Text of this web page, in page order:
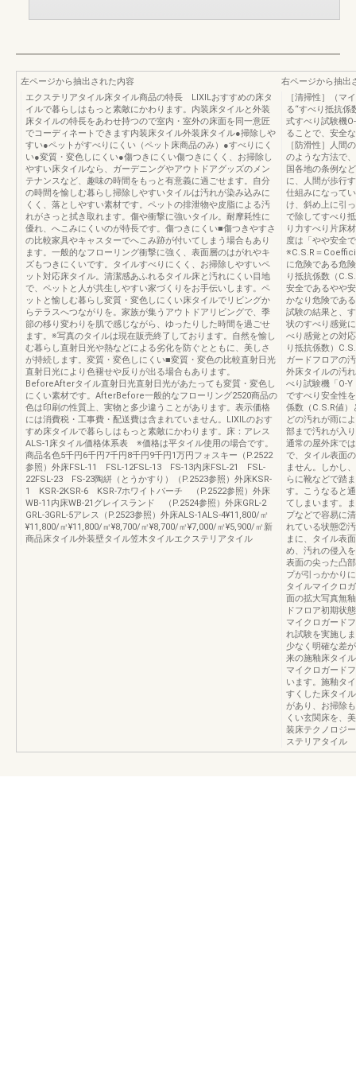
左ページから抽出された内容
エクステリアタイル床タイル商品の特長 LIXILおすすめの床タ
イルで暮らしはもっと素敵にかわります。内装床タイルと外装
床タイルの特長をあわせ持つので室内・室外の床面を同一意匠
でコーディネートできます内装床タイル外装床タイル●掃除しや
すい●ペットがすべりにくい（ペット床商品のみ）●すべりにく
い●変質・変色しにくい●傷つきにくい傷つきにくく、お掃除し
やすい床タイルなら、ガーデニングやアウトドアグッズのメン
テナンスなど、趣味の時間をもっと有意義に過ごせます。自分
の時間を愉しむ暮らし掃除しやすいタイルは汚れが染み込みに
くく、落としやすい素材です。ペットの排泄物や皮脂による汚
れがさっと拭き取れます。傷や衝撃に強いタイル。耐摩耗性に
優れ、へこみにくいのが特長です。傷つきにくい■傷つきやすさ
の比較家具やキャスターでへこみ跡が付いてしまう場合もあり
ます。一般的なフローリング衝撃に強く、表面層のはがれやキ
ズもつきにくいです。タイルすべりにくく、お掃除しやすいペ
ット対応床タイル。清潔感あふれるタイル床と汚れにくい目地
で、ペットと人が共生しやすい家づくりをお手伝いします。ペ
ットと愉しむ暮らし変質・変色しにくい床タイルでリビングか
らテラスへつながりを。家族が集うアウトドアリビングで、季
節の移り変わりを肌で感じながら、ゆったりした時間を過ごせ
ます。※写真のタイルは現在販売終了しております。自然を愉し
む暮らし直射日光や熱などによる劣化を防ぐとともに、美しさ
が持続します。変質・変色しにくい■変質・変色の比較直射日光
直射日光により色褪せや反りが出る場合もあります。
BeforeAfterタイル直射日光直射日光があたっても変質・変色し
にくい素材です。AfterBefore一般的なフローリング2520商品の
色は印刷の性質上、実物と多少違うことがあります。表示価格
には消費税・工事費・配送費は含まれていません。LIXILのおす
すめ床タイルで暮らしはもっと素敵にかわります。床：アレス
ALS-1床タイル価格体系表 ※価格は平タイル使用の場合です。
商品名色5千円6千円7千円8千円9千円1万円フォスキー（P.2522
参照）外床FSL-11 FSL-12FSL-13 FS-13内床FSL-21 FSL-
22FSL-23 FS-23陶絣（とうかすり）（P.2523参照）外床KSR-
1 KSR-2KSR-6 KSR-7ホワイトバーチ （P.2522参照）外床
WB-11内床WB-21グレイスランド （P.2524参照）外床GRL-2
GRL-3GRL-5アレス（P.2523参照）外床ALS-1ALS-4¥11,800/㎡
¥11,800/㎡¥11,800/㎡¥8,700/㎡¥8,700/㎡¥7,000/㎡¥5,900/㎡新
商品床タイル外装壁タイル笠木タイルエクステリアタイル
右ページから抽出
［清掃性］（マ
る“すべり抵抗係
式すべり試験機
ることで、安全
［防滑性］人間
のような方法で
国各地の条例な
に、人間が歩行
仕組みになって
け、斜め上に引
で除してすべり
り力すべり片床
度は「やや安全
※C.S.R＝
に危険である
り抵抗係数（
安全であるやや
かなり危険であ
試験の結果と、
状のすべり感覚
べり感覚との対
り抵抗係数）
ガードフロアの
外床タイルの汚
べり試験機「O-
ですべり安全性
係数（C.S.R値）
どの汚れが雨に
部まで汚れが入
通常の屋外床で
で、タイル表面
ません。しかし
らに靴などで踏
す。こうなると
てしまいます。
プなどで容易に
れている状態②
まに、タイル表
め、汚れの侵入
表面の尖った凸
プが引っかかり
タイルマイクロ
面の拡大写真無
ドフロア初期状
マイクロガード
れ試験を実施し
少なく明確な差
来の施釉床タイ
マイクロガード
います。施釉タ
すくした床タイ
があり、お掃除
くい玄関床を、
装床テクノロジ
ステリアタイル